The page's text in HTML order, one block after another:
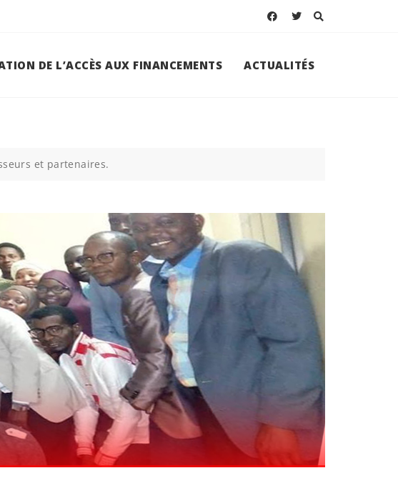
DE L’ACCÈS AUX FINANCEMENTS ACTUALITÉS
et partenaires.